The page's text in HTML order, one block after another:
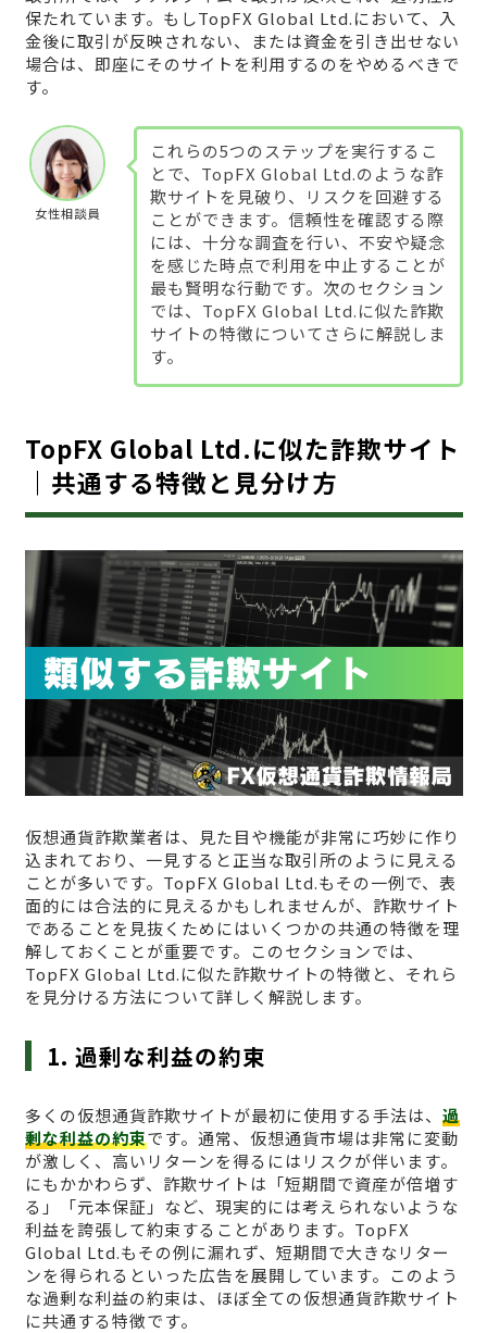
保たれています。もしTopFX Global Ltd.において、入
金後に取引が反映されない、または資金を引き出せない
場合は、即座にそのサイトを利用するのをやめるべきで
す。
女性相談員
これらの5つのステップを実行するこ
とで、TopFX Global Ltd.のような詐
欺サイトを見破り、リスクを回避する
ことができます。信頼性を確認する際
には、十分な調査を行い、不安や疑念
を感じた時点で利用を中止することが
最も賢明な行動です。次のセクション
では、TopFX Global Ltd.に似た詐欺
サイトの特徴についてさらに解説しま
す。
TopFX Global Ltd.に似た詐欺サイト
｜共通する特徴と見分け方
仮想通貨詐欺業者は、見た目や機能が非常に巧妙に作り
込まれており、一見すると正当な取引所のように見える
ことが多いです。TopFX Global Ltd.もその一例で、表
面的には合法的に見えるかもしれませんが、詐欺サイト
であることを見抜くためにはいくつかの共通の特徴を理
解しておくことが重要です。このセクションでは、
TopFX Global Ltd.に似た詐欺サイトの特徴と、それら
を見分ける方法について詳しく解説します。
1. 過剰な利益の約束
多くの仮想通貨詐欺サイトが最初に使用する手法は、 過
剰な利益の約束です。通常、仮想通貨市場は非常に変動
が激しく、高いリターンを得るにはリスクが伴います。
にもかかわらず、詐欺サイトは「短期間で資産が倍増す
る」「元本保証」など、現実的には考えられないような
利益を誇張して約束することがあります。TopFX
Global Ltd.もその例に漏れず、短期間で大きなリター
ンを得られるといった広告を展開しています。このよう
な過剰な利益の約束は、ほぼ全ての仮想通貨詐欺サイト
に共通する特徴です。